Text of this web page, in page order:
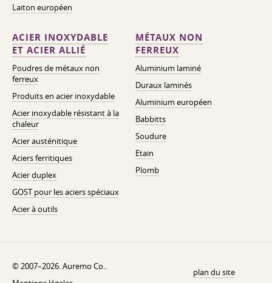
Laiton européen
ACIER INOXYDABLE
ET ACIER ALLIÉ
Poudres de métaux non
ferreux
Produits en acier inoxydable
Acier inoxydable résistant à la
chaleur
Acier austénitique
Aciers ferritiques
Acier duplex
GOST pour les aciers spéciaux
Acier à outils
MÉTAUX NON
FERREUX
Aluminium laminé
Duraux laminés
Aluminium européen
Babbitts
Soudure
Etain
Plomb
© 2007–2026. Auremo Co..
plan du site